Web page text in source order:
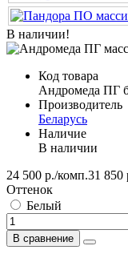
В наличии!
Код товара
Андромеда ПГ
Производитель
Беларусь
Наличие
В наличии
24 500 р./комп.31 850
Оттенок
Белый
В сравнение